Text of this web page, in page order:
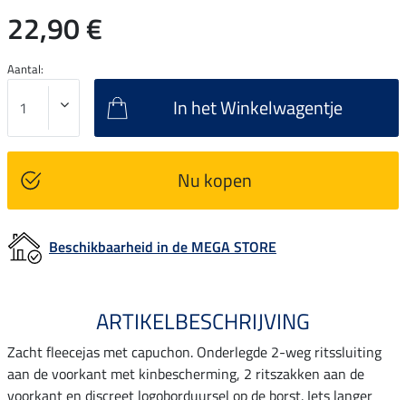
22,90 €
Aantal:
In het Winkelwagentje
Nu kopen
Beschikbaarheid in de MEGA STORE
ARTIKELBESCHRIJVING
Zacht fleecejas met capuchon. Onderlegde 2-weg ritssluiting
aan de voorkant met kinbescherming, 2 ritszakken aan de
voorkant en discreet logoborduursel op de borst. Iets langer